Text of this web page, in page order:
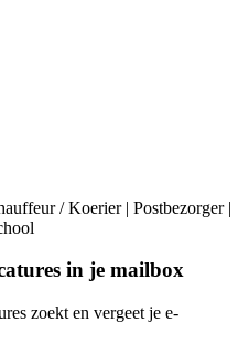
/ Koerier | Postbezorger |
in je mailbox
zoekt en vergeet je e-